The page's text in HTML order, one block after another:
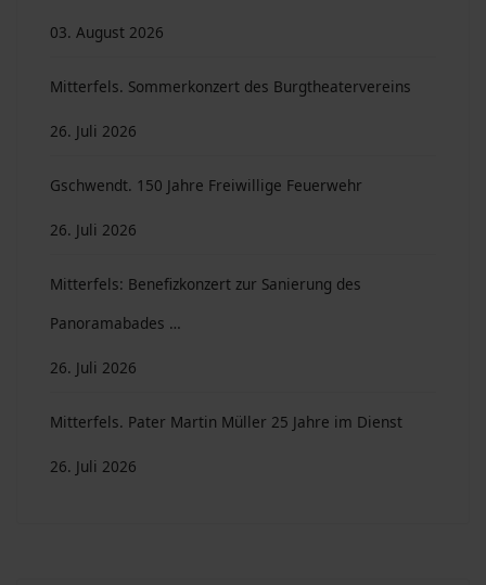
03. August 2026
Mitterfels. Sommerkonzert des Burgtheatervereins
26. Juli 2026
Gschwendt. 150 Jahre Freiwillige Feuerwehr
26. Juli 2026
Mitterfels: Benefizkonzert zur Sanierung des
Panoramabades …
26. Juli 2026
Mitterfels. Pater Martin Müller 25 Jahre im Dienst
26. Juli 2026